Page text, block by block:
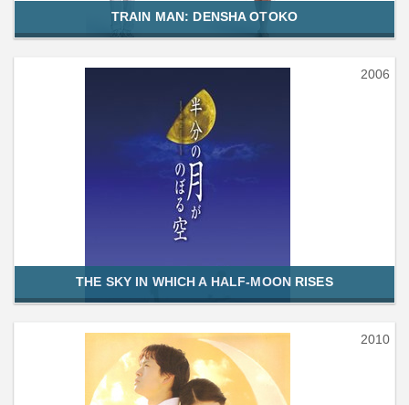
TRAIN MAN: DENSHA OTOKO
2006
THE SKY IN WHICH A HALF-MOON RISES
2010